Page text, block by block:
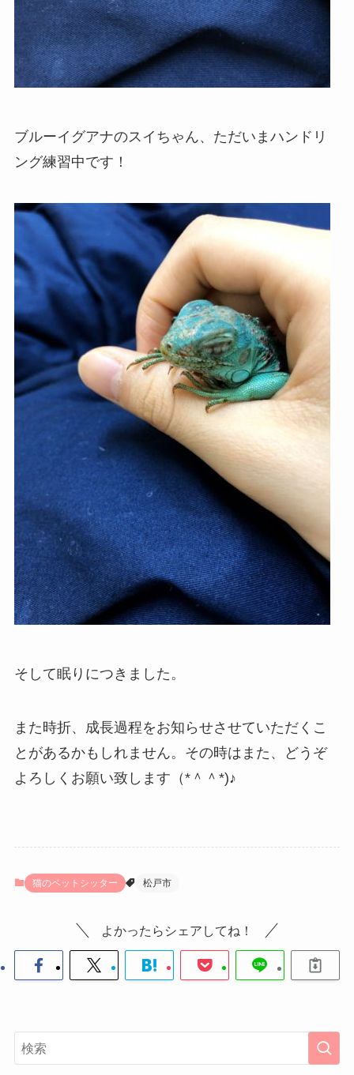
ブルーイグアナのスイちゃん、ただいまハンドリ
ング練習中です！
そして眠りにつきました。
また時折、成長過程をお知らせさせていただくこ
とがあるかもしれません。その時はまた、どうぞ
よろしくお願い致します（*＾＾*)♪
猫のペットシッター 松戸市
よかったらシェアしてね！